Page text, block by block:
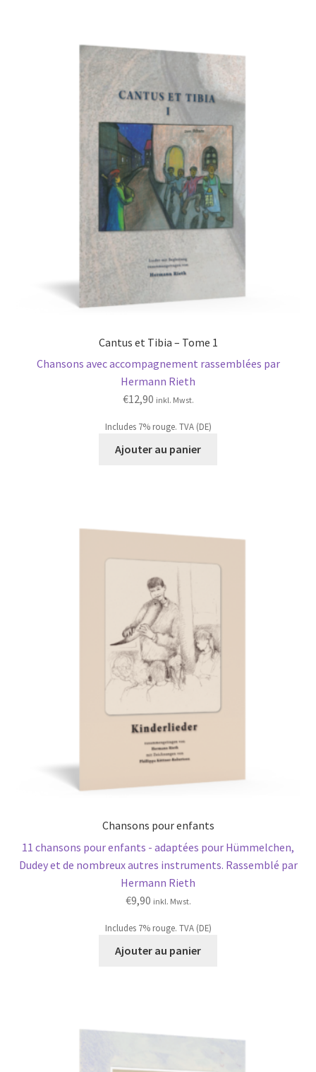
Cantus et Tibia – Tome 1
Chansons avec accompagnement rassemblées par
Hermann Rieth
€12,90 inkl. Mwst.
Includes 7% rouge. TVA (DE)
Ajouter au panier
Chansons pour enfants
11 chansons pour enfants - adaptées pour Hümmelchen,
Dudey et de nombreux autres instruments. Rassemblé par
Hermann Rieth
€9,90 inkl. Mwst.
Includes 7% rouge. TVA (DE)
Ajouter au panier